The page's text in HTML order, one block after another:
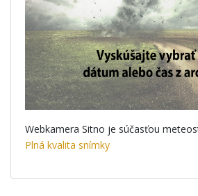
Webkamera Sitno je súčasťou
Plná kvalita snímky